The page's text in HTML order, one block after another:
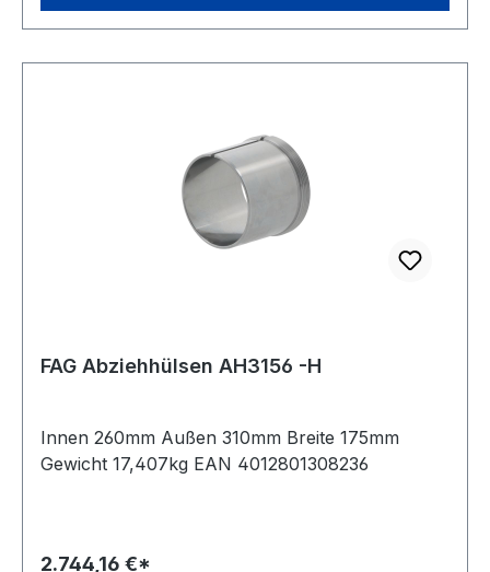
FAG Abziehhülsen AH3156 -H
Innen 260mm Außen 310mm Breite 175mm
Gewicht 17,407kg EAN 4012801308236
2.744,16 €*